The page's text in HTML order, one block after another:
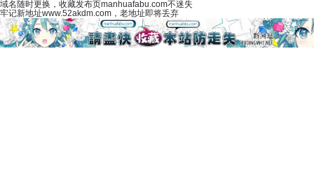
域名随时更换，收藏发布页manhuafabu.com不迷失
牢记新地址www.52akdm.com，老地址即将丢弃